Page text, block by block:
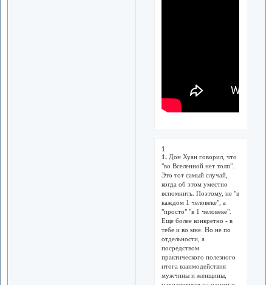
1
1. Дон Хуан говорил, что
"во Вселенной нет толп".
Это тот самый случай,
когда об этом уместно
вспомнить. Поэтому, не "в
каждом 1 человеке", а
"просто" "в 1 человеке".
Еще более конкретно - в
тебе и во мне. Но не по
отдельности, а
посредством
практического полезного
итога взаимодействия
мужчины и женщины,